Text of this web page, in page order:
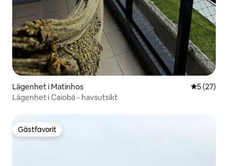
Lägenhet i Matinhos 5 av 5 i
5 (27)
Lägenhet i Caiobá - havsutsikt
Gästfavorit
Gästfavorit